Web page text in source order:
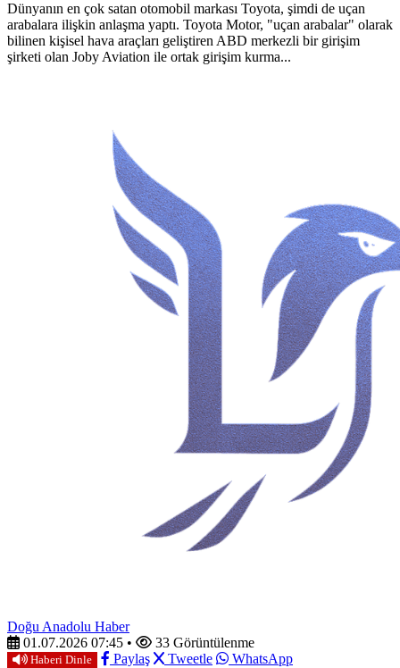
Dünyanın en çok satan otomobil markası Toyota, şimdi de uçan
arabalara ilişkin anlaşma yaptı. Toyota Motor, "uçan arabalar" olarak
bilinen kişisel hava araçları geliştiren ABD merkezli bir girişim
şirketi olan Joby Aviation ile ortak girişim kurma...
Doğu Anadolu Haber
01.07.2026 07:45 • 33 Görüntülenme
Haberi Dinle Paylaş Tweetle WhatsApp